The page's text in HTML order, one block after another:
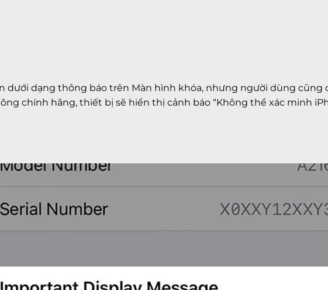
dưới dạng thông báo trên Màn hình khóa, nhưng người dùng cũng
chính hãng, thiết bị sẽ hiển thị cảnh báo “Không thể xác minh